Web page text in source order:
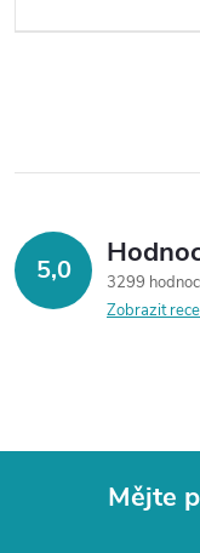
5,0
3299
Zobrazit
Mějte